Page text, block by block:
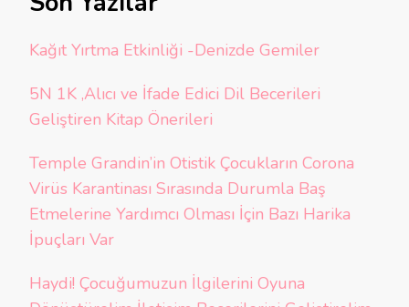
Kağıt Yırtma Etkinliği -Denizde Gemiler
5N 1K ,Alıcı ve İfade Edici Dil Becerileri
Geliştiren Kitap Önerileri
Temple Grandin’in Otistik Çocukların Corona
Virüs Karantinası Sırasında Durumla Baş
Etmelerine Yardımcı Olması İçin Bazı Harika
İpuçları Var
Haydi! Çocuğumuzun İlgilerini Oyuna